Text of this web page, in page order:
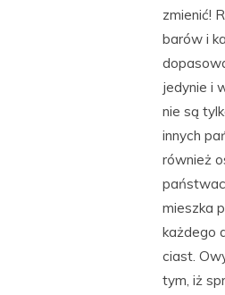
zmienić!
barów i
jedynie i
nie są
innych
również
mieszka
każdego
ciast.
tym, iż